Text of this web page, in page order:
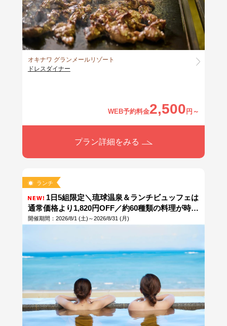
オキナワ グランメールリゾート
ドレスダイナー
WEB予約料金2,500 円～
プラン詳細をみる
ランチ
1日5組限定＼琉球温泉＆ランチビュッフェは
通常価格より1,820円OFF／約60種類の料理が時間
無制限「握り寿司」「国産和牛と県産豚の鉄板グ
OK！
開催期間：2026/8/1 (土)～2026/8/31 (月)